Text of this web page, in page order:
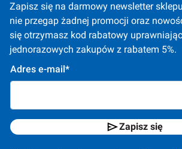
Zapisz się na darmowy newsletter
nie przegap żadnej promocji oraz
się otrzymasz kod rabatowy
jednorazowych zakupów z rabatem 5%.
Adres e-mail*
Zapisz się